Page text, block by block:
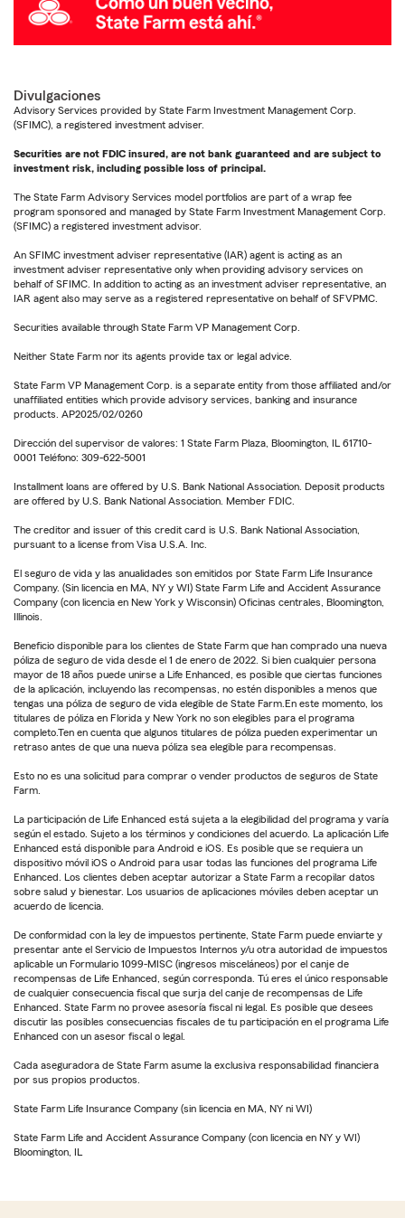
Divulgaciones
Advisory Services provided by State Farm Investment Management Corp.
(SFIMC), a registered investment adviser.
Securities are not FDIC insured, are not bank guaranteed and are subject to
investment risk, including possible loss of principal.
The State Farm Advisory Services model portfolios are part of a wrap fee
program sponsored and managed by State Farm Investment Management Corp.
(SFIMC) a registered investment advisor.
An SFIMC investment adviser representative (IAR) agent is acting as an
investment adviser representative only when providing advisory services on
behalf of SFIMC. In addition to acting as an investment adviser representative, an
IAR agent also may serve as a registered representative on behalf of SFVPMC.
Securities available through State Farm VP Management Corp.
Neither State Farm nor its agents provide tax or legal advice.
State Farm VP Management Corp. is a separate entity from those affiliated and/or
unaffiliated entities which provide advisory services, banking and insurance
products. AP2025/02/0260
Dirección del supervisor de valores: 1 State Farm Plaza, Bloomington, IL 61710-
0001 Teléfono: 309-622-5001
Installment loans are offered by U.S. Bank National Association. Deposit products
are offered by U.S. Bank National Association. Member FDIC.
The creditor and issuer of this credit card is U.S. Bank National Association,
pursuant to a license from Visa U.S.A. Inc.
El seguro de vida y las anualidades son emitidos por State Farm Life Insurance
Company. (Sin licencia en MA, NY y WI) State Farm Life and Accident Assurance
Company (con licencia en New York y Wisconsin) Oficinas centrales, Bloomington,
Illinois.
Beneficio disponible para los clientes de State Farm que han comprado una nueva
póliza de seguro de vida desde el 1 de enero de 2022. Si bien cualquier persona
mayor de 18 años puede unirse a Life Enhanced, es posible que ciertas funciones
de la aplicación, incluyendo las recompensas, no estén disponibles a menos que
tengas una póliza de seguro de vida elegible de State Farm.En este momento, los
titulares de póliza en Florida y New York no son elegibles para el programa
completo.Ten en cuenta que algunos titulares de póliza pueden experimentar un
retraso antes de que una nueva póliza sea elegible para recompensas.
Esto no es una solicitud para comprar o vender productos de seguros de State
Farm.
La participación de Life Enhanced está sujeta a la elegibilidad del programa y varía
según el estado. Sujeto a los términos y condiciones del acuerdo. La aplicación Life
Enhanced está disponible para Android e iOS. Es posible que se requiera un
dispositivo móvil iOS o Android para usar todas las funciones del programa Life
Enhanced. Los clientes deben aceptar autorizar a State Farm a recopilar datos
sobre salud y bienestar. Los usuarios de aplicaciones móviles deben aceptar un
acuerdo de licencia.
De conformidad con la ley de impuestos pertinente, State Farm puede enviarte y
presentar ante el Servicio de Impuestos Internos y/u otra autoridad de impuestos
aplicable un Formulario 1099-MISC (ingresos misceláneos) por el canje de
recompensas de Life Enhanced, según corresponda. Tú eres el único responsable
de cualquier consecuencia fiscal que surja del canje de recompensas de Life
Enhanced. State Farm no provee asesoría fiscal ni legal. Es posible que desees
discutir las posibles consecuencias fiscales de tu participación en el programa Life
Enhanced con un asesor fiscal o legal.
Cada aseguradora de State Farm asume la exclusiva responsabilidad financiera
por sus propios productos.
State Farm Life Insurance Company (sin licencia en MA, NY ni WI)
State Farm Life and Accident Assurance Company (con licencia en NY y WI)
Bloomington, IL